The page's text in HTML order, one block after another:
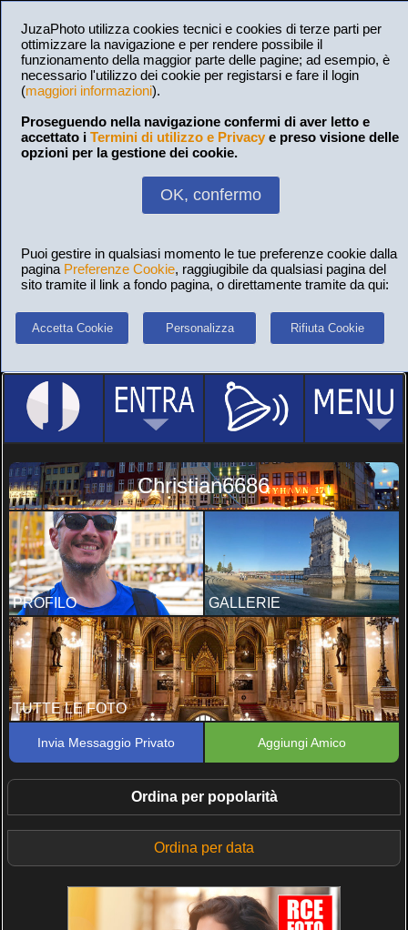
JuzaPhoto utilizza cookies tecnici e cookies di terze parti per
ottimizzare la navigazione e per rendere possibile il
funzionamento della maggior parte delle pagine; ad esempio, è
necessario l'utilizzo dei cookie per registarsi e fare il login
(maggiori informazioni).
Proseguendo nella navigazione confermi di aver letto e
accettato i Termini di utilizzo e Privacy e preso visione delle
opzioni per la gestione dei cookie.
OK, confermo
Puoi gestire in qualsiasi momento le tue preferenze cookie dalla
pagina Preferenze Cookie, raggiugibile da qualsiasi pagina del
sito tramite il link a fondo pagina, o direttamente tramite da qui:
Accetta Cookie Personalizza Rifiuta Cookie
Christian6686
PROFILO GALLERIE
TUTTE LE FOTO
Invia Messaggio Privato Aggiungi Amico
Ordina per popolarità
Ordina per data